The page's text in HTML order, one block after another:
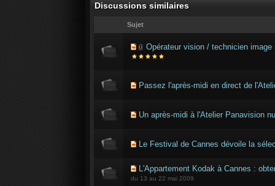
Discussions similaires
Sujet
Opérateur vision / technicien
Passez l'après-midi en direct de
Un après-midi à l'Atelier Panavision
Le Festival de Cannes dévoile la
L'Appartement Kodak à Cannes :
du 13 au 22 mai 2009